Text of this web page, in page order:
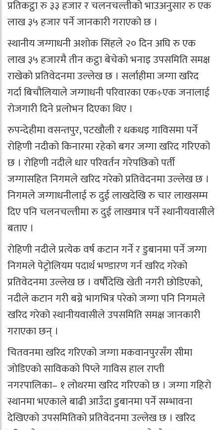
प्रतिकट्ठा रु ३३ हजार र चलनचल्तीको भाउअनुसार रु एक
लाख ३५ हजार पर्ने जानकारी गराएको छ ।
स्थानीय जग्गाधनी अशोक सिंहले २० दिन अघि रु एक
लाख ३५ हजारमै तीन कट्ठा बेचेको भनाइ उपसमिति समक्ष
राखेको प्रतिवेदनमा उल्लेख छ । सर्लाहीमा जग्गा खरिद
गर्दा बिचौलियाले जग्गाधनी परिवारका एक÷एक जनालाई
रोजगारी दिने प्रलोभन दिएका थिए ।
रुपन्देहीमा वसन्तपुर, पटखौली र धकधइ गाविसमा पर्ने
रोहिणी नदीको किनारमा रहेको बगर जग्गा खरिद गरिएको
छ । रोहिणी नदीले धार परिवर्तन गरेपछिको पर्ती
जग्गासहित निगमले खरिद गरेको प्रतिवेदनमा उल्लेख छ ।
निगमले जग्गाधनीलाई रु दुई लाखदेखि रु चार लाखसम्म
दिए पनि चलनचल्तीमा रु दुई लाखमात्र पर्ने स्थानीयवासीले
बताए ।
रोहिणी नदीले प्रत्येक वर्ष कटान गर्ने र डुबानमा पर्ने जग्गा
निगमले पेट्रोलियम पदार्थ भण्डारण गर्न खरिद गरेको
प्रतिवेदनमा उल्लेख छ । वर्षौंदेखि खेती नगरी छोडिएको,
नदीले कटान गरी बग्ने भागभित्र परेको जग्गा पनि निगमले
खरिद गरेको स्थानीयवासीले उपसमिति समक्ष जानकारी
गराएका छन् ।
चितवनमा खरिद गरिएको जग्गा मकवानपुरसँग सीमा
जोडिएको साविकको पिप्ले गाविस हाल राप्ती
नगरपालिका– १ लोथरमा खरिद गरिएको छ । जग्गा गहिरो
स्थानमा भएकाले बाढी आउँदा डुबानमा पर्ने सम्भावना
देखिएको उपसमितिको प्रतिवेदनमा उल्लेख छ । खरिद